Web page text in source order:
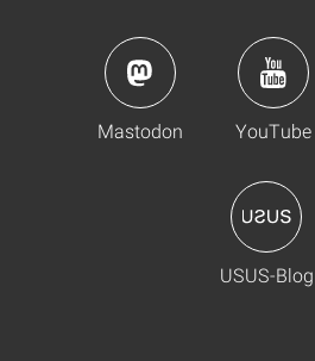
Mastodon YouTube
USUS-Blog